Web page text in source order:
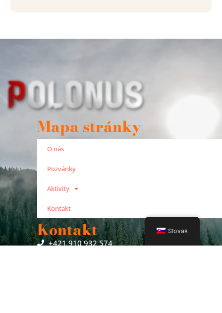
Mapa stránky
O nás
Pozvánky
Aktivity
Kontakt
Kontakt
+421 910 932 574
Slovak